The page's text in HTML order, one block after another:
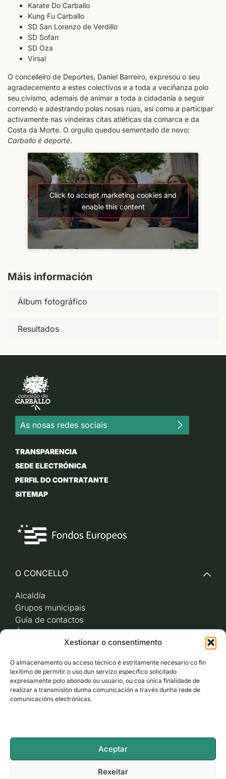
Xestionar o consentimento
O almacenamento ou acceso técnico é estritamente necesario co fin
lexítimo de permitir o uso dun servizo específico solicitado
expresamente polo abonado ou usuario, ou coa única finalidade de
realizar a transmisión dunha comunicación a través dunha rede de
comunicacións electrónicas.
Aceptar
Rexeitar
Karate Do Carballo
Kung Fu Carballo
SD San Lorenzo de Verdillo
SD Sofán
SD Oza
Virsal
O concelleiro de Deportes, Daniel Barreiro, expresou o seu
agradecemento a estes colectivos e a toda a veciñanza polo
seu civismo, ademais de animar a toda a cidadanía a seguir
correndo e adestrando polas nosas rúas, así como a participar
activamente nas vindeiras citas atléticas da comarca e da
Costa da Morte. O orgullo quedou sementado de novo:
Carballo é deporte.
Click to accept marketing cookies and
enable this content
Máis información
Álbum fotográfico
Resultados
As nosas redes sociais
TRANSPARENCIA
SEDE ELECTRÓNICA
PERFIL DO CONTRATANTE
SITEMAP
O CONCELLO
Alcaldía
Grupos municipais
Guía de contactos
Órganos de goberno
Acceso a videoactas
xunta de goberno local
Imaxe corporativa
CARBALLO AO DÍA